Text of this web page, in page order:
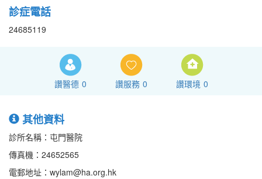
診症電話
24685119
讚醫德 0 讚服務 0 讚環境 0
其他資料
診所名稱：屯門醫院
傳真機：24652565
電郵地址：wylam@ha.org.hk